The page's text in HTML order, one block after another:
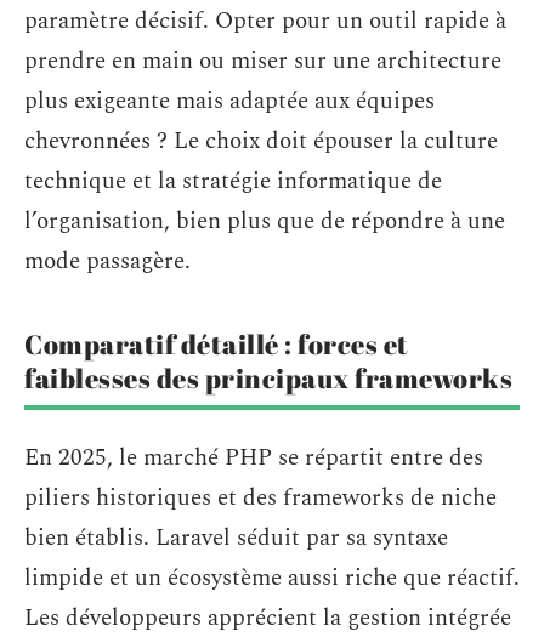
paramètre décisif. Opter pour un outil rapide à
prendre en main ou miser sur une architecture
plus exigeante mais adaptée aux équipes
chevronnées ? Le choix doit épouser la culture
technique et la stratégie informatique de
l’organisation, bien plus que de répondre à une
mode passagère.
Comparatif détaillé : forces et
faiblesses des principaux frameworks
En 2025, le marché PHP se répartit entre des
piliers historiques et des frameworks de niche
bien établis. Laravel séduit par sa syntaxe
limpide et un écosystème aussi riche que réactif.
Les développeurs apprécient la gestion intégrée